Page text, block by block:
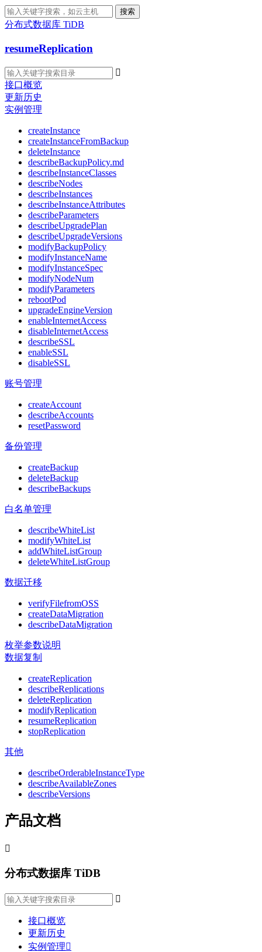
搜索
分布式数据库 TiDB
resumeReplication

接口概览
更新历史
实例管理
createInstance
createInstanceFromBackup
deleteInstance
describeBackupPolicy.md
describeInstanceClasses
describeNodes
describeInstances
describeInstanceAttributes
describeParameters
describeUpgradePlan
describeUpgradeVersions
modifyBackupPolicy
modifyInstanceName
modifyInstanceSpec
modifyNodeNum
modifyParameters
rebootPod
upgradeEngineVersion
enableInternetAccess
disableInternetAccess
describeSSL
enableSSL
disableSSL
账号管理
createAccount
describeAccounts
resetPassword
备份管理
createBackup
deleteBackup
describeBackups
白名单管理
describeWhiteList
modifyWhiteList
addWhiteListGroup
deleteWhiteListGroup
数据迁移
verifyFilefromOSS
createDataMigration
describeDataMigration
枚举参数说明
数据复制
createReplication
describeReplications
deleteReplication
modifyReplication
resumeReplication
stopReplication
其他
describeOrderableInstanceType
describeAvailableZones
describeVersions
产品文档

分布式数据库 TiDB

接口概览
更新历史
实例管理